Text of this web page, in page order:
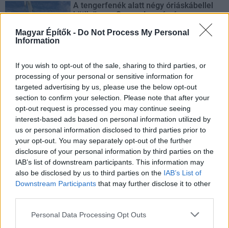
Magyar Építők - Do Not Process My Personal
Information
If you wish to opt-out of the sale, sharing to third parties, or
processing of your personal or sensitive information for
targeted advertising by us, please use the below opt-out
section to confirm your selection. Please note that after your
opt-out request is processed you may continue seeing
interest-based ads based on personal information utilized by
us or personal information disclosed to third parties prior to
your opt-out. You may separately opt-out of the further
disclosure of your personal information by third parties on the
IAB’s list of downstream participants. This information may
also be disclosed by us to third parties on the IAB’s List of
Downstream Participants that may further disclose it to other
Please note that this website/app uses one or more Google
Personal Data Processing Opt Outs
A tengerfenék alatt négy óriáskábellel
kötik össze Spanyolország és
hálózatát
LEGOLVASOTTABB
Kötött pálya
Élesbe fordul a 3-as metró
meghosszabbítása
Útépítés
Útfelújítások Heves megyében –